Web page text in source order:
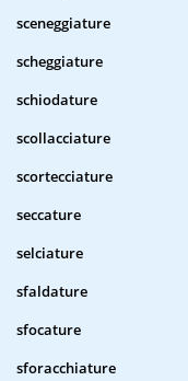
sceneggiature
scheggiature
schiodature
scollacciature
scortecciature
seccature
selciature
sfaldature
sfocature
sforacchiature